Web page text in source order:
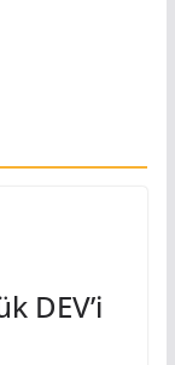
DEV’i